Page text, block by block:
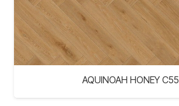
AQUINOAH HONEY C55